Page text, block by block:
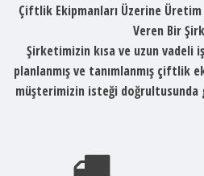
Çiftlik Ekipmanları Üzerine
Veren Bir
Şirketimizin kısa ve uzun vadeli
planlanmış ve tanımlanmış çiftlik
müşterimizin isteği doğrultusunda